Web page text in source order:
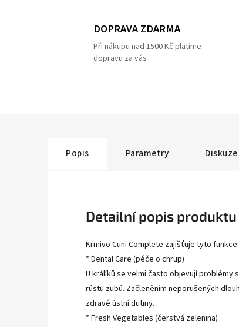
DOPRAVA ZDARMA
Při nákupu nad 1500 Kč platíme
dopravu za vás
Popis Parametry Diskuze
Detailní popis produktu
Krmivo Cuni Complete zajišťuje tyto funkce:
* Dental Care (péče o chrup)
U králíků se velmi často objevují problémy
růstu zubů. Začleněním neporušených
zdravé ústní dutiny.
* Fresh Vegetables (čerstvá zelenina)